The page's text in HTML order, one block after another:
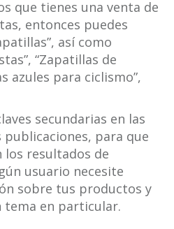
que tienes una venta de
entonces puedes
así como
“Zapatillas de
azules para ciclismo”,
secundarias en las
para que
resultados de
usuario necesite
sobre tus productos y
tema en particular.